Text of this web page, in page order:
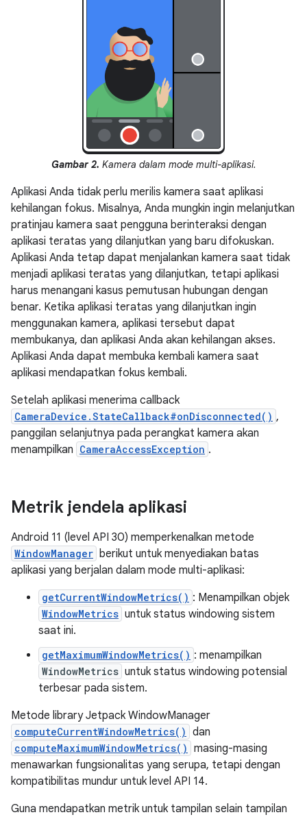
Gambar 2. Kamera dalam mode multi-aplikasi.
Aplikasi Anda tidak perlu merilis kamera saat aplikasi
kehilangan fokus. Misalnya, Anda mungkin ingin melanjutkan
pratinjau kamera saat pengguna berinteraksi dengan
aplikasi teratas yang dilanjutkan yang baru difokuskan.
Aplikasi Anda tetap dapat menjalankan kamera saat tidak
menjadi aplikasi teratas yang dilanjutkan, tetapi aplikasi
harus menangani kasus pemutusan hubungan dengan
benar. Ketika aplikasi teratas yang dilanjutkan ingin
menggunakan kamera, aplikasi tersebut dapat
membukanya, dan aplikasi Anda akan kehilangan akses.
Aplikasi Anda dapat membuka kembali kamera saat
aplikasi mendapatkan fokus kembali.
Setelah aplikasi menerima callback
CameraDevice.StateCallback#onDisconnected() ,
panggilan selanjutnya pada perangkat kamera akan
menampilkan CameraAccessException .
Metrik jendela aplikasi
Android 11 (level API 30) memperkenalkan metode
WindowManager berikut untuk menyediakan batas
aplikasi yang berjalan dalam mode multi-aplikasi:
getCurrentWindowMetrics() : Menampilkan objek
WindowMetrics untuk status windowing sistem
saat ini.
getMaximumWindowMetrics() : menampilkan
WindowMetrics untuk status windowing potensial
terbesar pada sistem.
Metode library Jetpack WindowManager
computeCurrentWindowMetrics() dan
computeMaximumWindowMetrics() masing-masing
menawarkan fungsionalitas yang serupa, tetapi dengan
kompatibilitas mundur untuk level API 14.
Guna mendapatkan metrik untuk tampilan selain tampilan